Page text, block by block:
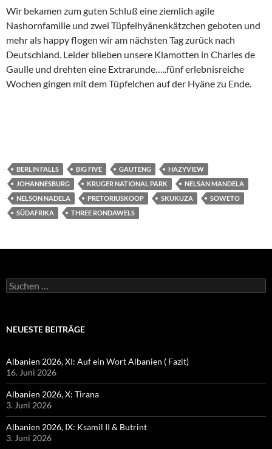
Wir bekamen zum guten Schluß eine ziemlich agile
Nashornfamilie und zwei Tüpfelhyänenkätzchen geboten und
mehr als happy flogen wir am nächsten Tag zurück nach
Deutschland. Leider blieben unsere Klamotten in Charles de
Gaulle und drehten eine Extrarunde…..fünf erlebnisreiche
Wochen gingen mit dem Tüpfelchen auf der Hyäne zu Ende.
BERLIN FALLS BIG FIVE GAUTENG
HAZYVIEW
JOHANNESBURG
KRUGER NATIONAL PARK
NELSAN MANDELA
NELSON NADELA
PRETORIUSKOOP SKUKUZA
SOWETO
SÜDAFRIKA
THREE RONDAWELS
Suchen
nach:
NEUESTE BEITRÄGE
Albanien 2026, XI: Auf ein Wort Albanien ( Fazit)
16. Juni 2026
Albanien 2026, X: Tirana
3. Juni 2026
Albanien 2026, IX: Ksamil II & Butrint
3. Juni 2026